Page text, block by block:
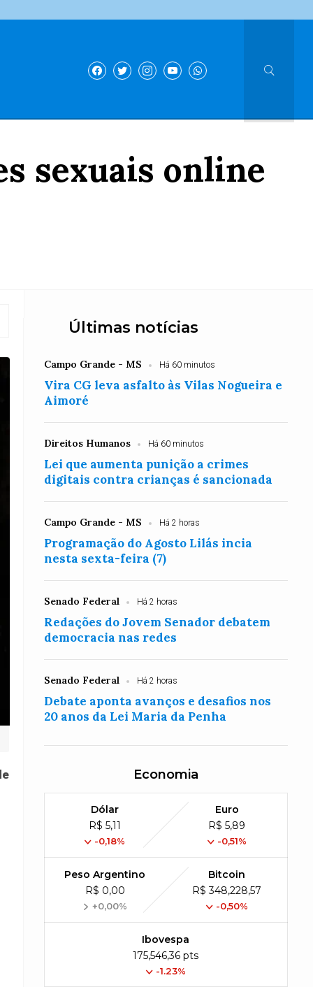
sexuais online
Últimas notícias
Campo Grande - MS Há 60 minutos
Vira CG leva asfalto às Vilas Nogueira e
Aimoré
Direitos Humanos Há 60 minutos
Lei que aumenta punição a crimes
digitais contra crianças é sancionada
Campo Grande - MS Há 2 horas
Programação do Agosto Lilás incia
nesta sexta-feira (7)
Senado Federal Há 2 horas
Redações do Jovem Senador debatem
democracia nas redes
Senado Federal Há 2 horas
Debate aponta avanços e desafios nos
20 anos da Lei Maria da Penha
Economia
Dólar
R$ 5,11
-0,18%
Euro
R$ 5,89
-0,51%
Peso Argentino
R$ 0,00
+0,00%
Bitcoin
R$ 348,228,57
-0,50%
Ibovespa
175,546,36 pts
-1.23%